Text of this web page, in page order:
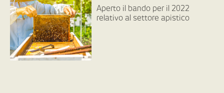
Aperto il bando per il 2022
relativo al settore apistico